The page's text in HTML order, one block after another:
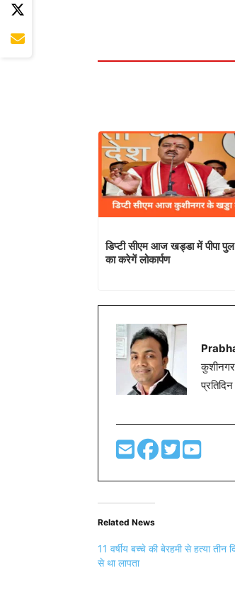
डिप्टी सीएम आज खड्डा में पीपा पुल
का करेगें लोकार्पण
Related News
11 वर्षीय बच्चे की बेरहमी से हत्या तीन
से था लापता